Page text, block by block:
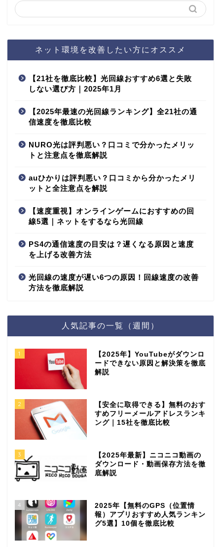
ネット環境を改善したい方にオススメ
【21社を徹底比較】光回線おすすめ6選と失敗
しない選び方｜2025年1月
【2025年最速の光回線ランキング】全21社の通
信速度を徹底比較
NURO光は評判悪い？口コミで分かったメリッ
トと注意点を徹底解説
auひかりは評判悪い？口コミから分かったメリ
ットと全注意点を解説
【速度重視】オンラインゲームにおすすめの回
線5選｜ネットをするなら光回線
PS4の通信速度の目安は？遅くなる原因と速度
を上げる改善方法
光回線の速度が遅い6つの原因！回線速度の改善
方法を徹底解説
人気記事の一覧（週間）
1
【2025年】YouTubeがダウンロ
ードできない原因と解決策を徹底
解説
2
【安全に取得できる】無料のおす
すめフリーメールアドレスランキ
ング｜15社を徹底比較
3
【2025年最新】ニコニコ動画の
ダウンロード・動画保存方法を徹
底解説
4
2025年【無料のGPS（位置情
報）アプリおすすめ人気ランキン
グ5選】10個を徹底比較